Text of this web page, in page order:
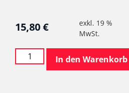
15,80€
exkl. 19 %
MwSt.
In den Warenkorb